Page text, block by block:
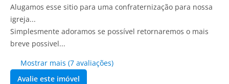
Alugamos esse sitio para uma confraternização para nossa
igreja...
Simplesmente adoramos se possível retornaremos o mais
breve possivel...
Mostrar mais (7 avaliações)
Avalie este imóvel